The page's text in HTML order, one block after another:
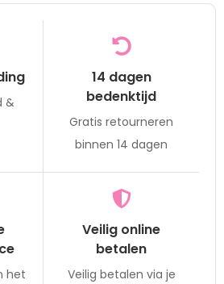
&
14 dagen
bedenktijd
Gratis retourneren
binnen 14 dagen
het
Veilig online
betalen
Veilig betalen via je